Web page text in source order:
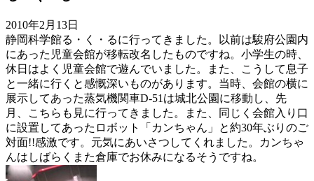
2010年2月13日
静岡科学館る・く・るに行ってきました。以前は駿府公園内
にあった児童会館が移転改名したものですね。小学生の時、
休日はよく児童会館で遊んでいました。また、こうして息子
と一緒に行くと感慨深いものがあります。当時、会館の横に
展示してあった蒸気機関車D-51は城北公園に移動し、先
月、こちらも見に行ってきました。また、同じく会館入り口
に設置してあったロボット「カンちゃん」と約30年ぶりのご
対面!!感激です。元気にあいさつしてくれました。カンちゃ
んはしばらくまた倉庫でお休みになるそうですね。